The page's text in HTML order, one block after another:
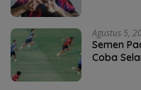
Agustus 5,
Semen
Coba